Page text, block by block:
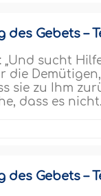
Gebets –
sucht
die
sie zu Ihm
dass es
des Gebets –